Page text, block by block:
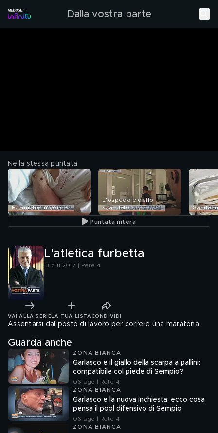
Dalla vostra parte
Nella stessa puntata
Formiche in corsia
L'ospedale dello
scandalo
Sanità
Puntata intera
L'atletica furbetta
13 giu 2017 | Rete 4
VAI ALLA SERIE LA TUA LISTA CONDIVIDI
Assentarsi dal posto di lavoro per correre una maratona.
Guarda anche
ZONA BIANCA
Garlasco e il giallo della scarpa a pallini:
compatibile col piede di Sempio?
06 ago | Rete 4
ZONA BIANCA
Garlasco e la nuova inchiesta: ecco cosa
pensa il pool difensivo di Sempio
06 ago | Rete 4
ZONA BIANCA